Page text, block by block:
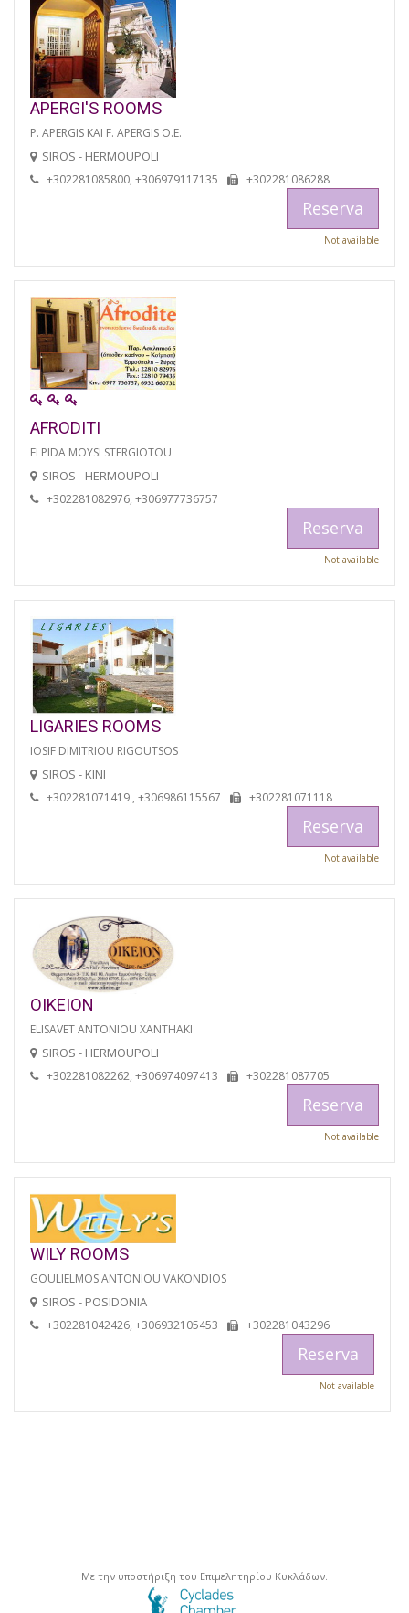
APERGI'S ROOMS
P. APERGIS KAI F. APERGIS O.E.
SIROS - HERMOUPOLI
+302281085800, +306979117135 +302281086288
Reserva
Not available
AFRODITI
ELPIDA MOYSI STERGIOTOU
SIROS - HERMOUPOLI
+302281082976, +306977736757
Reserva
Not available
LIGARIES ROOMS
IOSIF DIMITRIOU RIGOUTSOS
SIROS - KINI
+302281071419 , +306986115567 +302281071118
Reserva
Not available
OIKEION
ELISAVET ANTONIOU XANTHAKI
SIROS - HERMOUPOLI
+302281082262, +306974097413 +302281087705
Reserva
Not available
WILY ROOMS
GOULIELMOS ANTONIOU VAKONDIOS
SIROS - POSIDONIA
+302281042426, +306932105453 +302281043296
Reserva
Not available
Με την υποστήριξη του Επιμελητηρίου Κυκλάδων.